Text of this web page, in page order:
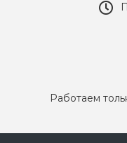
Работаем